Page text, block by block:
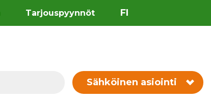
Tarjouspyynnöt FI
Sähköinen asiointi